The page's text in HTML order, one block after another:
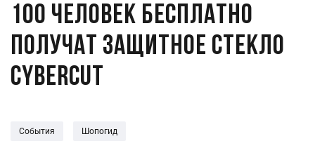
100 человек бесплатно
получат защитное стекло
CyberCut
События Шопогид